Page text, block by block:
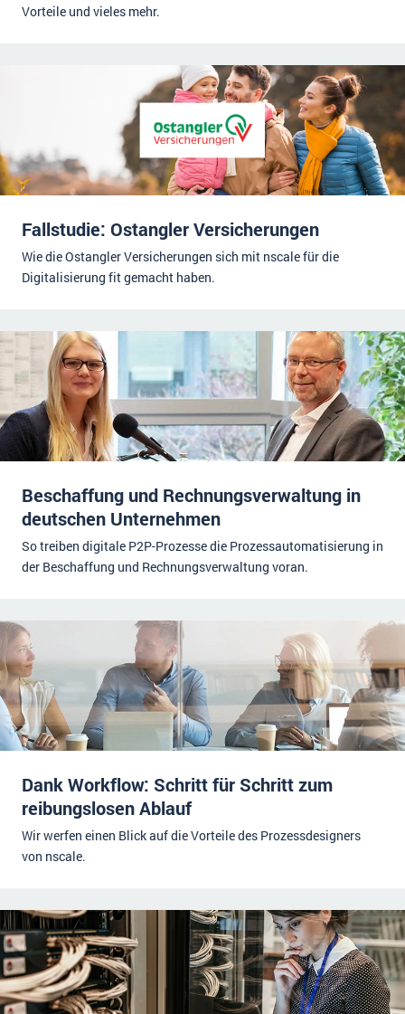
Vorteile und vieles mehr.
Fallstudie: Ostangler Versicherungen
Wie die Ostangler Versicherungen sich mit nscale für die
Digitalisierung fit gemacht haben.
Beschaffung und Rechnungsverwaltung in
deutschen Unternehmen
So treiben digitale P2P-Prozesse die Prozessautomatisierung in
der Beschaffung und Rechnungsverwaltung voran.
Dank Workflow: Schritt für Schritt zum
reibungslosen Ablauf
Wir werfen einen Blick auf die Vorteile des Prozessdesigners
von nscale.